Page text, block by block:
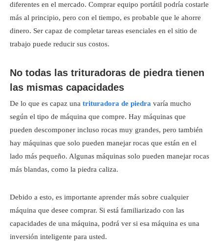
diferentes en el mercado. Comprar equipo portátil podría costarle
más al principio, pero con el tiempo, es probable que le ahorre
dinero. Ser capaz de completar tareas esenciales en el sitio de
trabajo puede reducir sus costos.
No todas las trituradoras de piedra tienen
las mismas capacidades
De lo que es capaz una trituradora de piedra varía mucho
según el tipo de máquina que compre. Hay máquinas que
pueden descomponer incluso rocas muy grandes, pero también
hay máquinas que solo pueden manejar rocas que están en el
lado más pequeño. Algunas máquinas solo pueden manejar rocas
más blandas, como la piedra caliza.
Debido a esto, es importante aprender más sobre cualquier
máquina que desee comprar. Si está familiarizado con las
capacidades de una máquina, podrá ver si esa máquina es una
inversión inteligente para usted.